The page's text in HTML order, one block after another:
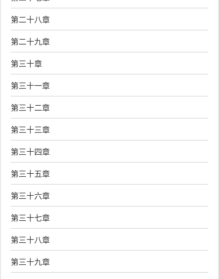
第二十八章
第二十九章
第三十章
第三十一章
第三十二章
第三十三章
第三十四章
第三十五章
第三十六章
第三十七章
第三十八章
第三十九章